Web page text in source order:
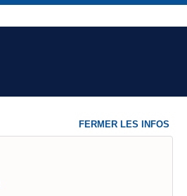
FERMER LES INFOS